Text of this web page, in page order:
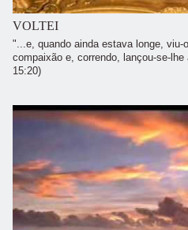
VOLTEI
"...e, quando ainda estava longe,
compaixão e, correndo, lançou-se-
15:20)